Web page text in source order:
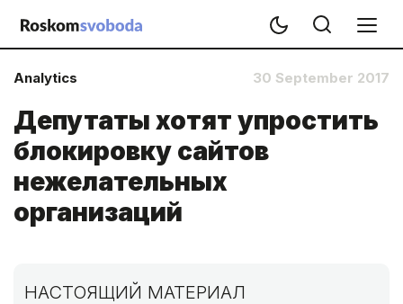
Analytics 30 September 2017
Депутаты хотят упростить
блокировку сайтов
нежелательных
организаций
НАСТОЯЩИЙ МАТЕРИАЛ